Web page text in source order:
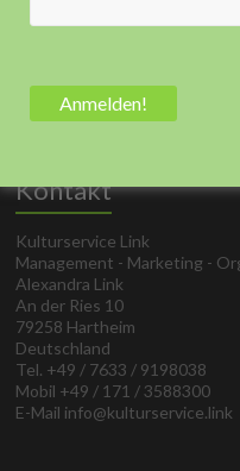
Kontakt
Kulturservice Link
Management - Marketing -
Alexandra Link
An der Ries 10
79258 Hartheim
Deutschland
Tel. +49 / 7633 / 9198038
Mobil +49 / 171 / 3588300
E-Mail info@kulturservice.link